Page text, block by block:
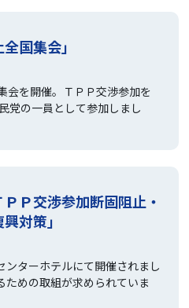
国集会」
会を開催。ＴＰＰ交渉参加を
党の一員として参加しまし
Ｐ交渉参加断固阻止・
対策」
ンターホテルにて開催されまし
めの取組が求められていま